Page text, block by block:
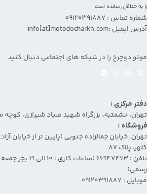
را به حداقل رسانده است.
شماره تماس : 09120391887
آدرس ایمیل :info[at]motodocharkh.com
موتو دوچرخ را در شبکه های اجتماعی دنبال کنید
دفتر مرکزی :
تهران، حشمتیه، بزرگراه شهید صیاد شیرازی، کوچه
فروشگاه :
تهران، خیابان جمالزاده جنوبی (پایین تر از خیابان
کلهر، پلاک ۸۷
تلفن : 66947463
رسمی)
موبایل : 09120391887